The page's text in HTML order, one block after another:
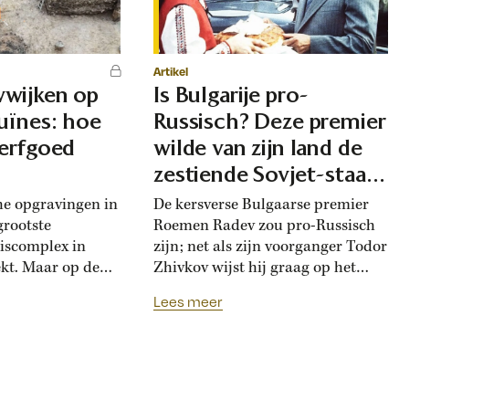
op
hoe
opgravingen in
in
Maar op de
woonwijk
Artikel
Is Bulgarije pro-
Russisch? Deze premier
wilde van zijn land de
zestiende Sovjet-staat
maken
De kersverse Bulgaarse premier
Roemen Radev zou pro-Russisch
zijn; net als zijn voorganger Todor
Zhivkov wijst hij graag op het
1878. Die vroegere premier was zo
Lees meer